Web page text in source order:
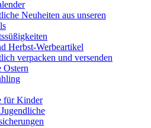
Neuheiten aus unseren
Herbst-Werbeartikel
verpacken und versenden
Ostern
für Kinder